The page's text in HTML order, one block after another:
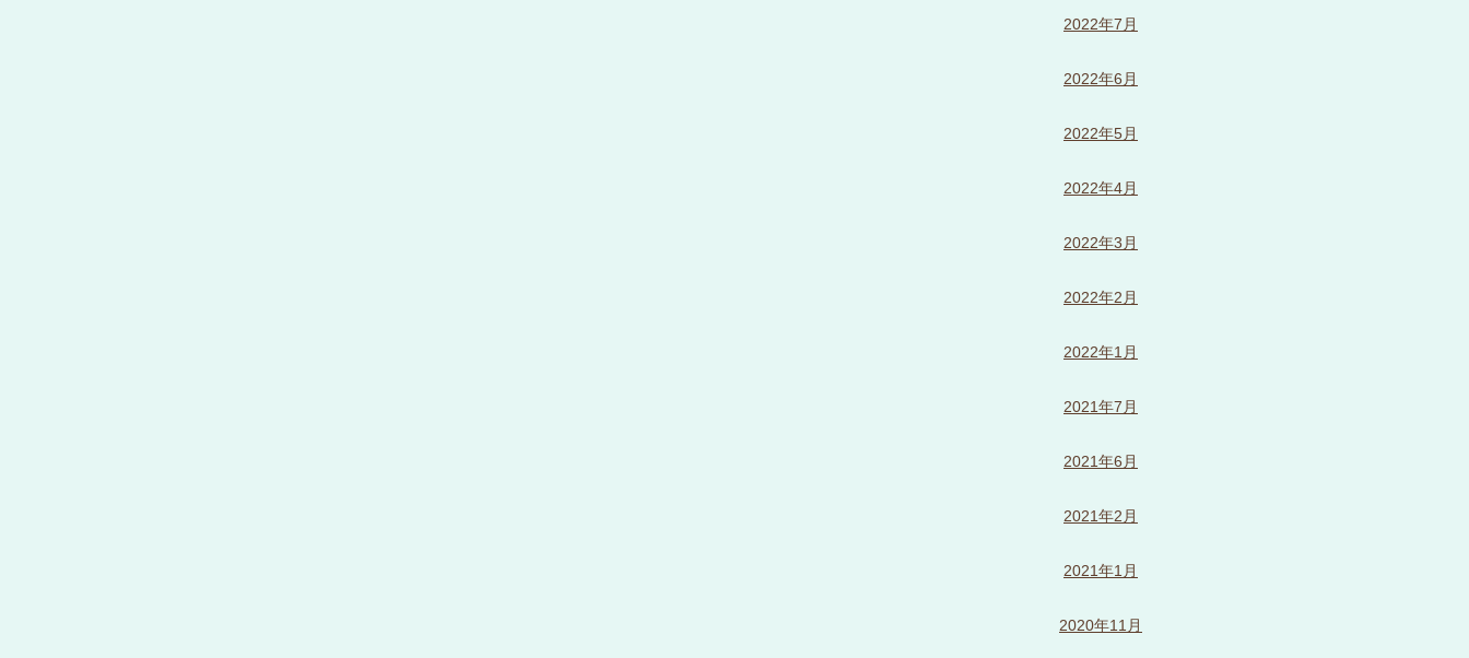
2022年7月
2022年6月
2022年5月
2022年4月
2022年3月
2022年2月
2022年1月
2021年7月
2021年6月
2021年2月
2021年1月
2020年11月